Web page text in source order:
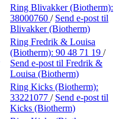
Ring Blivakker (Biotherm):
38000760 / Send e-post til
Blivakker (Biotherm)
Ring Fredrik & Louisa
(Biotherm): 90 48 71 19 /
Send e-post til Fredrik &
Louisa (Biotherm)
Ring Kicks (Biotherm):
33221077 / Send e-post til
Kicks (Biotherm)